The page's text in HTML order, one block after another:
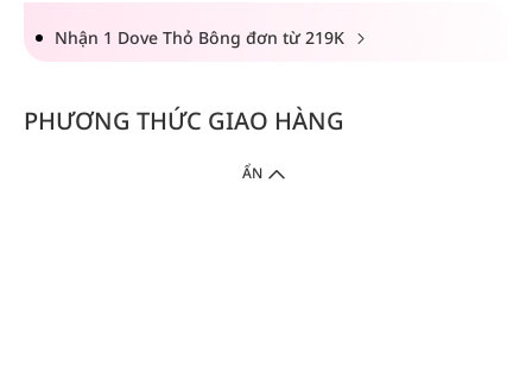
Nhận 1 Dove Thỏ Bông đơn từ 219K
PHƯƠNG THỨC GIAO HÀNG
ẨN